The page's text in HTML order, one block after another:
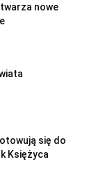
nowe
się do
Księżyca